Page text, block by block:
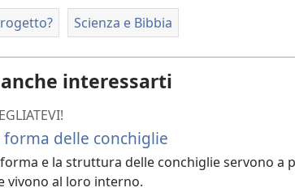
Scienza e Bibbia
interessarti
forma delle conchiglie
e la struttura delle conchiglie servono a
vivono al loro interno.